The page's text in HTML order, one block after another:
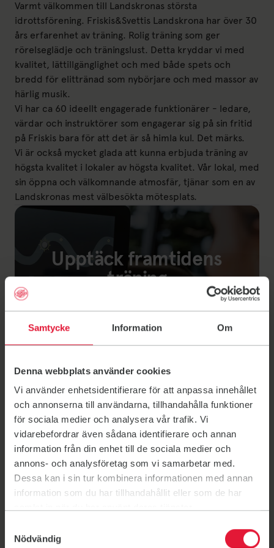
Samtycke Information Om
Denna webbplats använder cookies
Vi använder enhetsidentifierare för att anpassa innehållet
och annonserna till användarna, tillhandahålla funktioner
för sociala medier och analysera vår trafik. Vi
vidarebefordrar även sådana identifierare och annan
information från din enhet till de sociala medier och
annons- och analysföretag som vi samarbetar med.
Dessa kan i sin tur kombinera informationen med annan
information som du har tillhandahållit eller som de har
Nödvändig
Varmt välkommen till Landskronas största
idrottsförening. Friskis&Svettis Landskrona har över 30
års erfarenhet av träning. Rolig träning som ger
rörelseglädje och träningslust. Detta kryddar vi med
kvalitet, lättillgänglighet och med både spets och
bredd för elittränad som nybörjare och med massor av
härlig musik.
Vi har ca 60 ideellt engagerade funktionärer - ledare,
värdar och instruktörer som engagerar sig på sin fritid
på Friskis bara för att det är så himla kul. Det märks.
Vi är också mycket glada att kunna erbjuda träning av
högsta kvalitet i lokaler av högsta kvalitet. Vår lokal, med
sin öppna och välkomnande atmosfär, tjänar som en av
Landskronas mest välbesökta mötesplats.
Upptäck framtidens
träning
Kontakt
Send an email to landskrona@friskissvettis.se
landskrona@friskissvettis.se
0418-59810
Länk till: Bli medlem
Bli medlem
Länk till:
Föreningsinformation